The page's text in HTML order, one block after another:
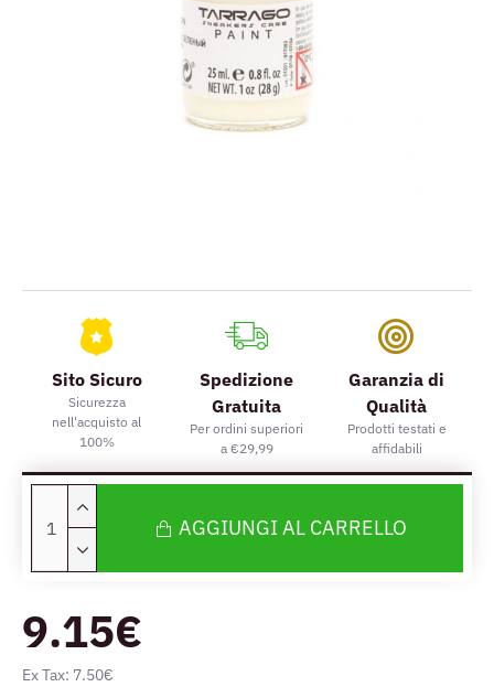
Sito Sicuro
Sicurezza
nell'acquisto al
100%
Spedizione
Gratuita
Per ordini superiori
a €29,99
Garanzia di
Qualità
Prodotti testati e
affidabili
9.15€
Ex Tax: 7.50€
AGGIUNGI AL CARRELLO